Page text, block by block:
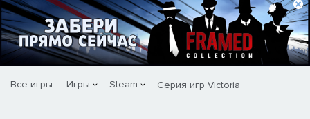
Все игры Игры Steam Серия игр Victoria